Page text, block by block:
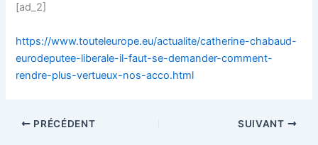
[ad_2]
https://www.touteleurope.eu/actualite/catherine-chabaud-
eurodeputee-liberale-il-faut-se-demander-comment-
rendre-plus-vertueux-nos-acco.html
PRÉCÉDENT SUIVANT